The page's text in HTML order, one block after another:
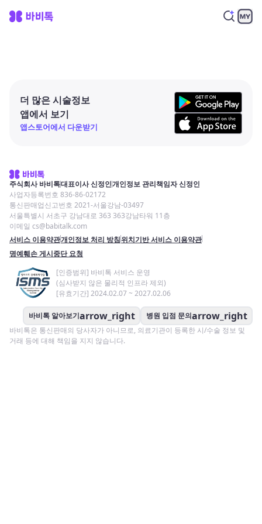
더 많은 시술정보
앱에서 보기
앱스토어에서 다운받기
주식회사 바비톡대표이사 신정인개인정보 관리책임자 신정인
사업자등록번호 836-86-02172
통신판매업신고번호 2021-서울강남-03497
서울특별시 서초구 강남대로 363 363강남타워 11층
이메일 cs@babitalk.com
서비스 이용약관개인정보 처리 방침위치기반 서비스 이용약관
명예훼손 게시중단 요청
[인증범위] 바비톡 서비스 운영
(심사받지 않은 물리적 인프라 제외)
[유효기간] 2024.02.07 ~ 2027.02.06
바비톡 알아보기arrow_right 병원 입점 문의arrow_right
바비톡은 통신판매의 당사자가 아니므로, 의료기관이 등록한 시/수술 정보 및
거래 등에 대해 책임을 지지 않습니다.